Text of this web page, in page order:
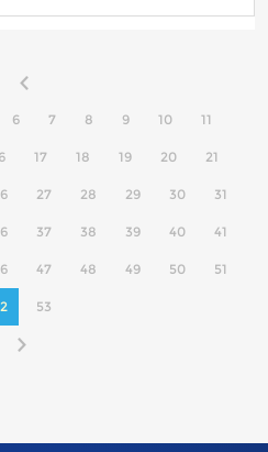
6 7 8 9 10 11
17 18 19 20 21
27 28 29 30 31
37 38 39 40 41
47 48 49 50 51
53